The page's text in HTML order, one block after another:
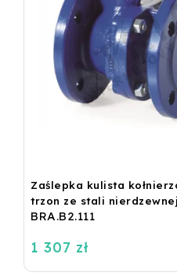
Zaślepka kulista
trzon ze stali
BRA.B2.111
1 307 zł